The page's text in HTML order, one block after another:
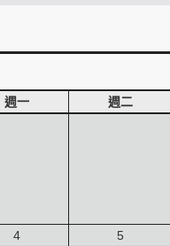
週一 週二
4
5